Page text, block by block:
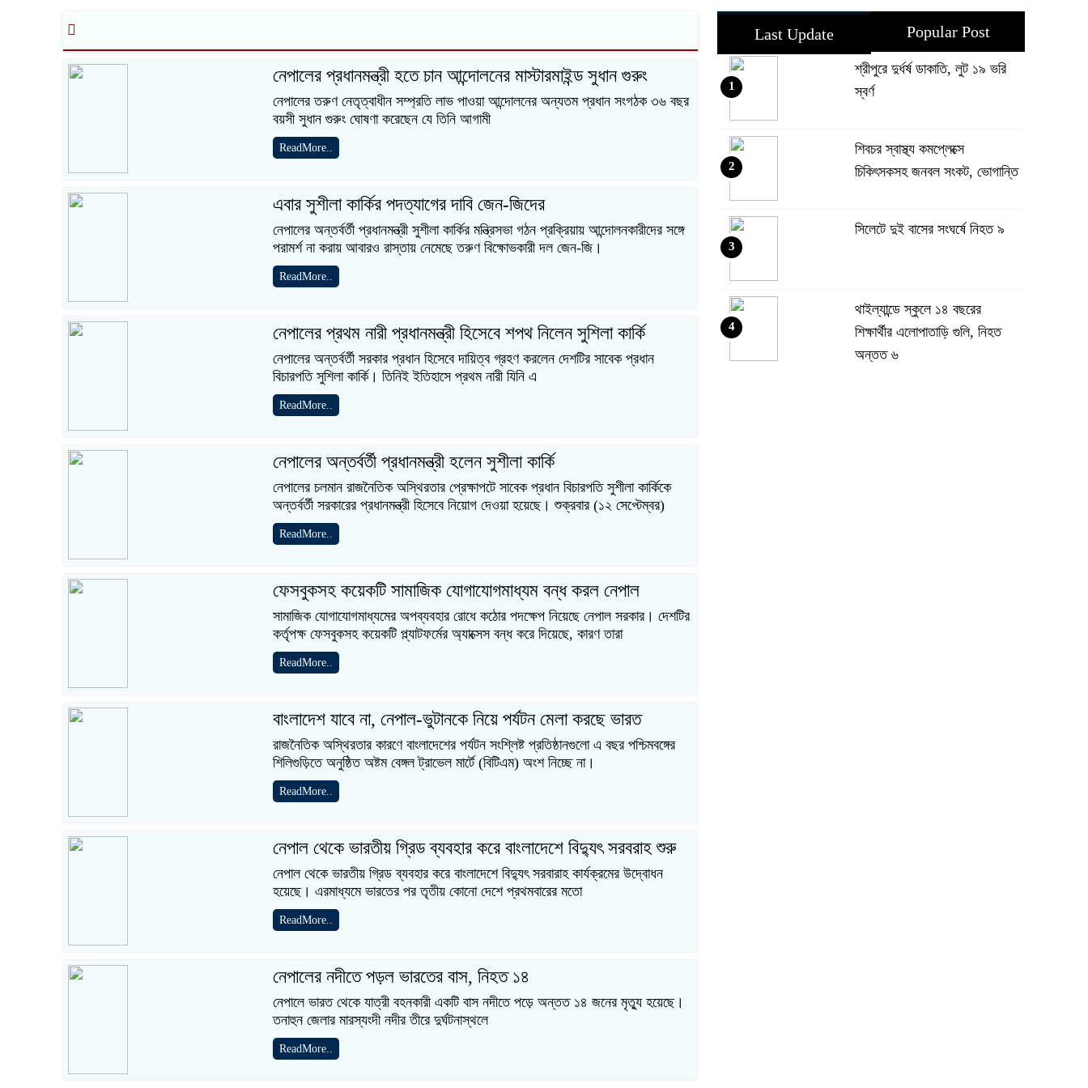
নেপালের প্রধানমন্ত্রী হতে চান আন্দোলনের মাস্টারমাইন্ড সুধান গুরুং
নেপালের তরুণ নেতৃত্বাধীন সম্প্রতি লাভ পাওয়া আন্দোলনের অন্যতম প্রধান সংগঠক ৩৬ বছর
বয়সী সুধান গুরুং ঘোষণা করেছেন যে তিনি আগামী
ReadMore..
এবার সুশীলা কার্কির পদত্যাগের দাবি জেন-জিদের
নেপালের অন্তর্বর্তী প্রধানমন্ত্রী সুশীলা কার্কির মন্ত্রিসভা গঠন প্রক্রিয়ায় আন্দোলনকারীদের সঙ্গে
পরামর্শ না করায় আবারও রাস্তায় নেমেছে তরুণ বিক্ষোভকারী দল জেন-জি।
ReadMore..
নেপালের প্রথম নারী প্রধানমন্ত্রী হিসেবে শপথ নিলেন সুশিলা কার্কি
নেপালের অন্তর্বর্তী সরকার প্রধান হিসেবে দায়িত্ব গ্রহণ করলেন দেশটির সাবেক প্রধান
বিচারপতি সুশিলা কার্কি। তিনিই ইতিহাসে প্রথম নারী যিনি এ
ReadMore..
নেপালের অন্তর্বর্তী প্রধানমন্ত্রী হলেন সুশীলা কার্কি
নেপালের চলমান রাজনৈতিক অস্থিরতার প্রেক্ষাপটে সাবেক প্রধান বিচারপতি সুশীলা কার্কিকে
অন্তর্বর্তী সরকারের প্রধানমন্ত্রী হিসেবে নিয়োগ দেওয়া হয়েছে। শুক্রবার (১২ সেপ্টেম্বর)
ReadMore..
ফেসবুকসহ কয়েকটি সামাজিক যোগাযোগমাধ্যম বন্ধ করল নেপাল
সামাজিক যোগাযোগমাধ্যমের অপব্যবহার রোধে কঠোর পদক্ষেপ নিয়েছে নেপাল সরকার। দেশটির
কর্তৃপক্ষ ফেসবুকসহ কয়েকটি প্ল্যাটফর্মের অ্যাক্সেস বন্ধ করে দিয়েছে, কারণ তারা
ReadMore..
বাংলাদেশ যাবে না, নেপাল-ভুটানকে নিয়ে পর্যটন মেলা করছে ভারত
রাজনৈতিক অস্থিরতার কারণে বাংলাদেশের পর্যটন সংশ্লিষ্ট প্রতিষ্ঠানগুলো এ বছর পশ্চিমবঙ্গের
শিলিগুড়িতে অনুষ্ঠিত অষ্টম বেঙ্গল ট্রাভেল মার্টে (বিটিএম) অংশ নিচ্ছে না।
ReadMore..
নেপাল থেকে ভারতীয় গ্রিড ব্যবহার করে বাংলাদেশে বিদ্যুৎ সরবরাহ শুরু
নেপাল থেকে ভারতীয় গ্রিড ব্যবহার করে বাংলাদেশে বিদ্যুৎ সরবারাহ কার্যক্রমের উদ্বোধন
হয়েছে। এরমাধ্যমে ভারতের পর তৃতীয় কোনো দেশে প্রথমবারের মতো
ReadMore..
নেপালের নদীতে পড়ল ভারতের বাস, নিহত ১৪
নেপালে ভারত থেকে যাত্রী বহনকারী একটি বাস নদীতে পড়ে অন্তত ১৪ জনের মৃত্যু হয়েছে।
তনাহুন জেলার মারস্যংদী নদীর তীরে দুর্ঘটনাস্থলে
ReadMore..
Last Update Popular Post
শ্রীপুরে দুর্ধর্ষ ডাকাতি, লুট ১৯ ভরি
স্বর্ণ
1
শিবচর স্বাস্থ্য কমপ্লেক্সে
চিকিৎসকসহ জনবল সংকট, ভোগান্তি
2
সিলেটে দুই বাসের সংঘর্ষে নিহত ৯
3
থাইল্যান্ডে স্কুলে ১৪ বছরের
শিক্ষার্থীর এলোপাতাড়ি গুলি, নিহত
অন্তত ৬
4